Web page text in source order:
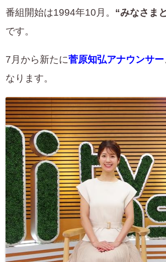
番組開始は1994年10月。 “みなさま
です。
7月から新たに菅原知弘アナウンサー
なります。